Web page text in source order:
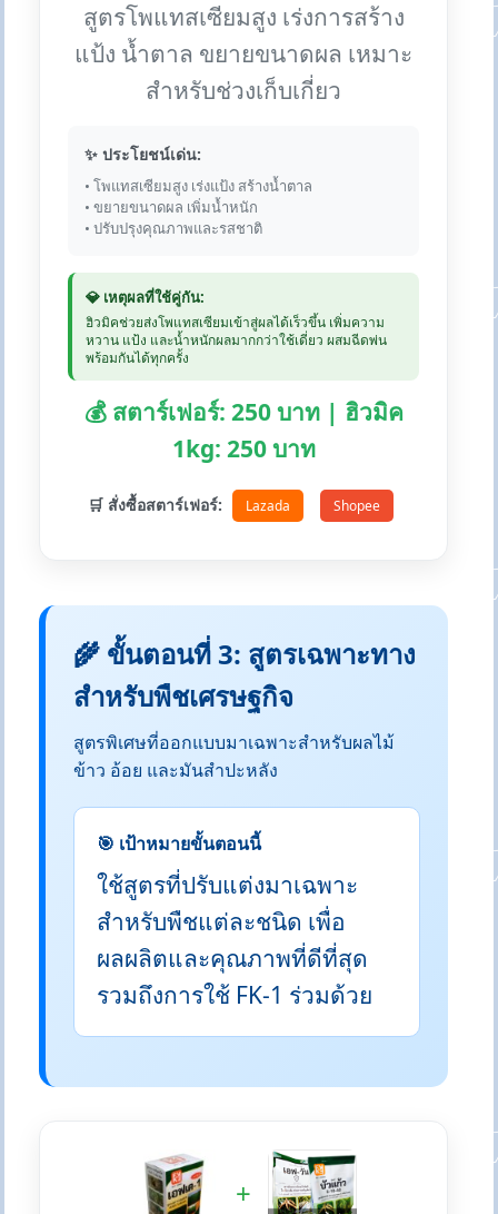
สูตรโพแทสเซียมสูง เร่งการสร้าง
แป้ง น้ำตาล ขยายขนาดผล เหมาะ
สำหรับช่วงเก็บเกี่ยว
✨ ประโยชน์เด่น:
• โพแทสเซียมสูง เร่งแป้ง สร้างน้ำตาล
• ขยายขนาดผล เพิ่มน้ำหนัก
• ปรับปรุงคุณภาพและรสชาติ
💎 เหตุผลที่ใช้คู่กัน:
ฮิวมิคช่วยส่งโพแทสเซียมเข้าสู่ผลได้เร็วขึ้น เพิ่มความ
หวาน แป้ง และน้ำหนักผลมากกว่าใช้เดี่ยว ผสมฉีดพ่น
พร้อมกันได้ทุกครั้ง
💰 สตาร์เฟอร์: 250 บาท | ฮิวมิค
1kg: 250 บาท
🛒 สั่งซื้อสตาร์เฟอร์: Lazada Shopee
🌾 ขั้นตอนที่ 3: สูตรเฉพาะทาง
สำหรับพืชเศรษฐกิจ
สูตรพิเศษที่ออกแบบมาเฉพาะสำหรับผลไม้
ข้าว อ้อย และมันสำปะหลัง
🎯 เป้าหมายขั้นตอนนี้
ใช้สูตรที่ปรับแต่งมาเฉพาะ
สำหรับพืชแต่ละชนิด เพื่อ
ผลผลิตและคุณภาพที่ดีที่สุด
รวมถึงการใช้ FK-1 ร่วมด้วย
+